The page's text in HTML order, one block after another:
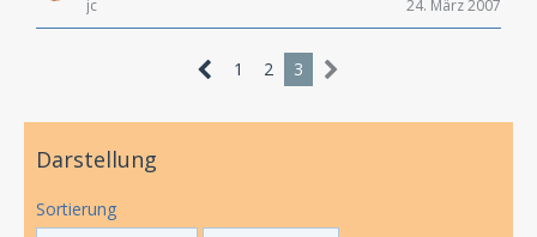
jc 24. März 2007
1 2 3
Darstellung
Sortierung